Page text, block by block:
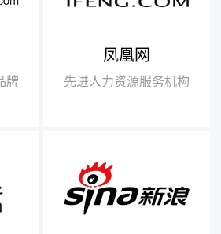
牌
【腾讯】“2018中国互联网
+行业领军企业奖”
【瑞方】“2018中国互联网
凤凰网
先进人力资源服务机构